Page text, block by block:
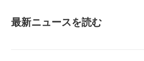
最新ニュースを読む